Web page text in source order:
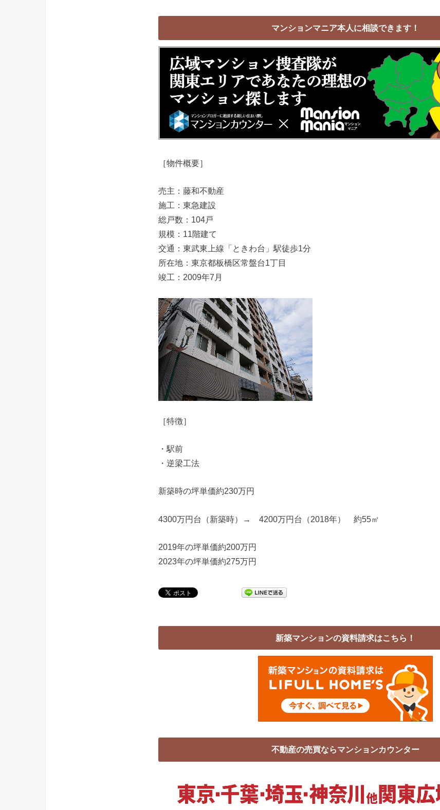
マンションマニア本人に相談できます！
［物件概要］
売主：藤和不動産
施工：東急建設
総戸数：104戸
規模：11階建て
交通：東武東上線「ときわ台」駅徒歩1分
所在地：東京都板橋区常盤台1丁目
竣工：2009年7月
［特徴］
・駅前
・逆梁工法
新築時の坪単価約230万円
4300万円台（新築時）→ 4200万円台（2018年） 約55㎡
2019年の坪単価約200万円
2023年の坪単価約275万円
新築マンションの資料請求はこちら！
不動産の売買ならマンションカウンター